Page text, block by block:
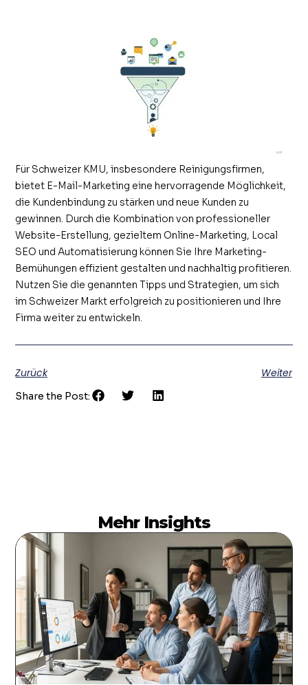
Für Schweizer KMU, insbesondere Reinigungsfirmen,
bietet E-Mail-Marketing eine hervorragende Möglichkeit,
die Kundenbindung zu stärken und neue Kunden zu
gewinnen. Durch die Kombination von professioneller
Website-Erstellung, gezieltem Online-Marketing, Local
SEO und Automatisierung können Sie Ihre Marketing-
Bemühungen effizient gestalten und nachhaltig profitieren.
Nutzen Sie die genannten Tipps und Strategien, um sich
im Schweizer Markt erfolgreich zu positionieren und Ihre
Firma weiter zu entwickeln.
Zurück Weiter
Share the Post:
Mehr Insights